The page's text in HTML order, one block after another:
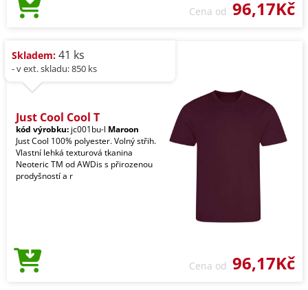
Cena od 96,17Kč
Skladem: 41 ks
- v ext. skladu: 850 ks
Just Cool Cool T
kód výrobku: jc001bu-l Maroon
Just Cool 100% polyester. Volný střih.
Vlastní lehká texturová tkanina
Neoteric TM od AWDis s přirozenou
prodyšností a r
Cena od 96,17Kč